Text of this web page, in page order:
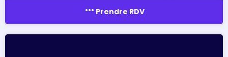
more_horiz Prendre RDV